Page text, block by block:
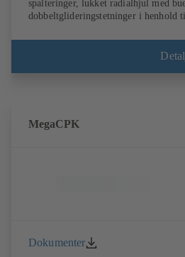
spalteringer, lukket radialhjul med
dobbeltglideringstetninger i henhold
gjør det mulig å demontere
at pumpehuset må kobles fra
MegaCPK
Dokumenter